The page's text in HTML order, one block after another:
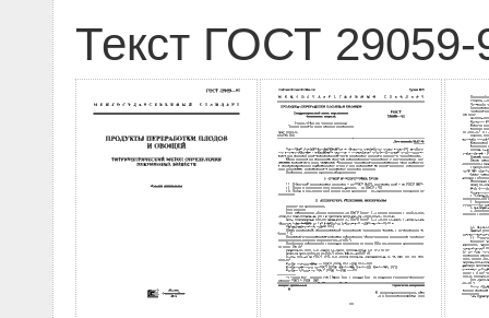
Текст ГОСТ 29059-